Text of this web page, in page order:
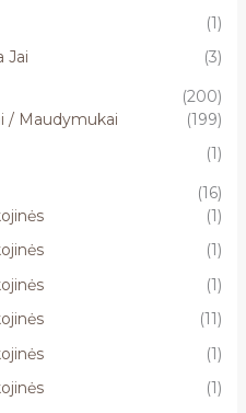
(1)
Jai
(3)
(200)
/ Maudymukai
(199)
(1)
(16)
(1)
(1)
(1)
(11)
(1)
(1)